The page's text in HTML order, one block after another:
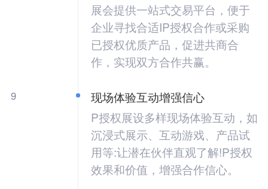
展会提供一站式交易平台，便于
企业寻找合适IP授权合作或采购
已授权优质产品，促进共商合
作，实现双方合作共赢。
9
现场体验互动增强信心
P授权展设多样现场体验互动，如
沉浸式展示、互动游戏、产品试
用等:让潜在伙伴直观了解!P授权
效果和价值，增强合作信心。